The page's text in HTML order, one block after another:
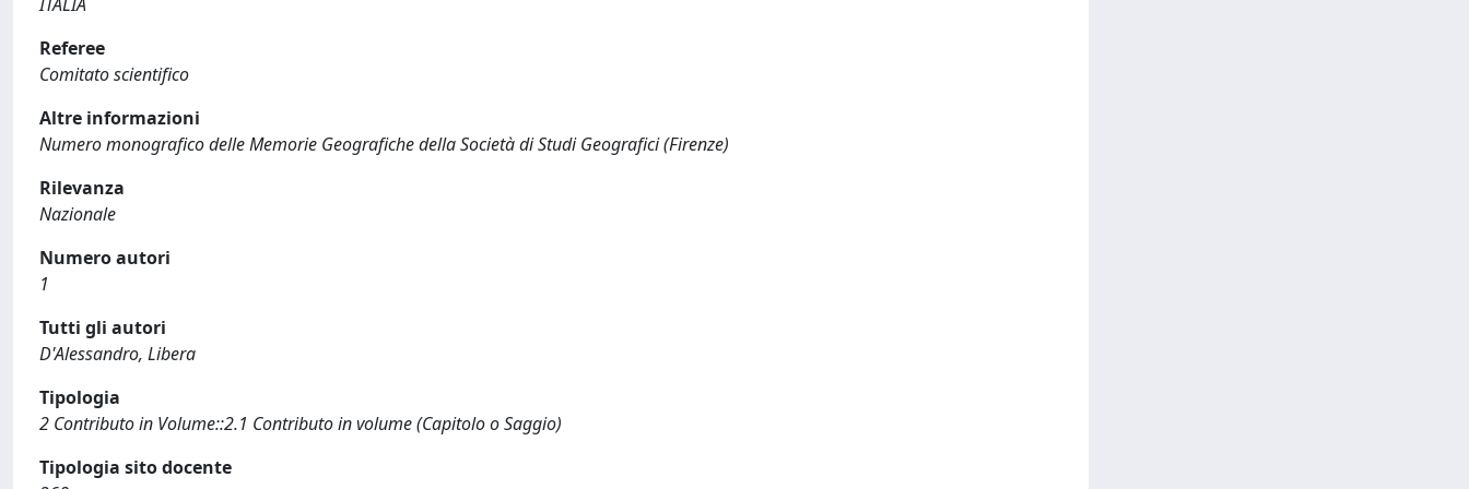
Referee
Comitato scientifico
Altre informazioni
Numero monografico delle Memorie Geografiche della Società di Studi Geografici (Firenze)
Rilevanza
Nazionale
Numero autori
1
Tutti gli autori
D'Alessandro, Libera
Tipologia
2 Contributo in Volume::2.1 Contributo in volume (Capitolo o Saggio)
Tipologia sito docente